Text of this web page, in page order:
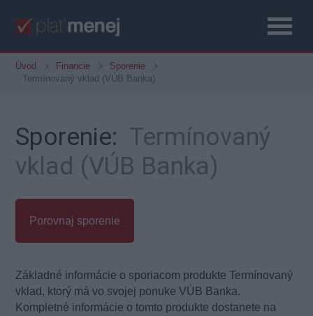
Úvod Financie
Sporenie
Termínovaný vklad (VÚB Banka)
Sporenie: Termínovaný
vklad (VÚB Banka)
Porovnaj sporenie
Základné informácie o sporiacom produkte Termínovaný
vklad, ktorý má vo svojej ponuke VÚB Banka.
Kompletné informácie o tomto produkte dostanete na